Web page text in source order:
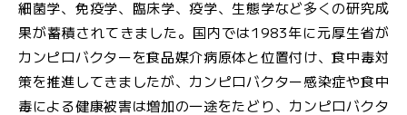
メ
ー
ル
マ
細菌学、免疫学、臨床学、疫学、生態学など多くの研究成
果が蓄積されてきました。国内では1983年に元厚生省が
カンピロバクターを食品媒介病原体と位置付け、食中毒対
策を推進してきましたが、カンピロバクター感染症や食中
毒による健康被害は増加の一途をたどり、カンピロバクタ